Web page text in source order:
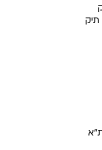
תיק
היחס - ת"א